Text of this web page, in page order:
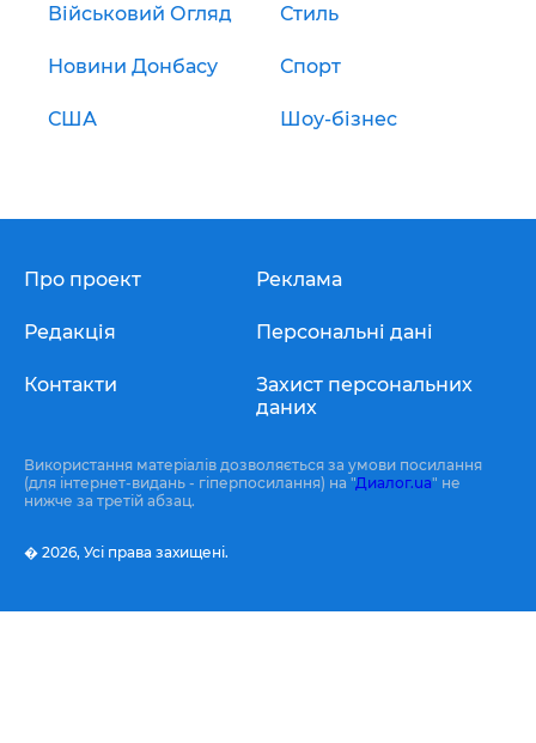
Військовий Огляд Стиль
Новини Донбасу Спорт
США Шоу-бізнес
Про проект
Редакція
Контакти
Реклама
Персональні дані
Захист персональних
даних
Використання матеріалів дозволяється за умови посилання
(для інтернет-видань - гіперпосилання) на "Диалог.ua" не
нижче за третій абзац.
� 2026, Усі права захищені.